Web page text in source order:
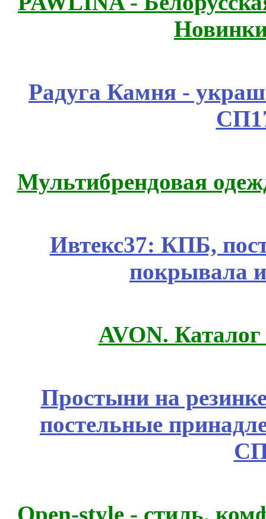
Радуга Камня -
Мультибрендовая
Ивтекс37: КПБ,
покрывала
AVON.
Простыни на
постельные
Open-style - стиль,